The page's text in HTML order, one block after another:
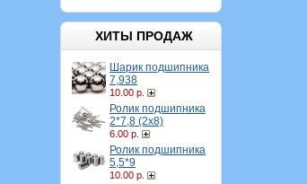
ХИТЫ ПРОДАЖ
Шарик подшипника
7,938
10.00 р.
Ролик подшипника
2*7,8 (2х8)
6.00 р.
Ролик подшипника
5,5*9
10.00 р.